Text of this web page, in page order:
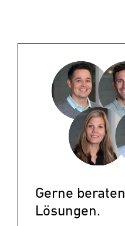
Gerne
Lösungen.